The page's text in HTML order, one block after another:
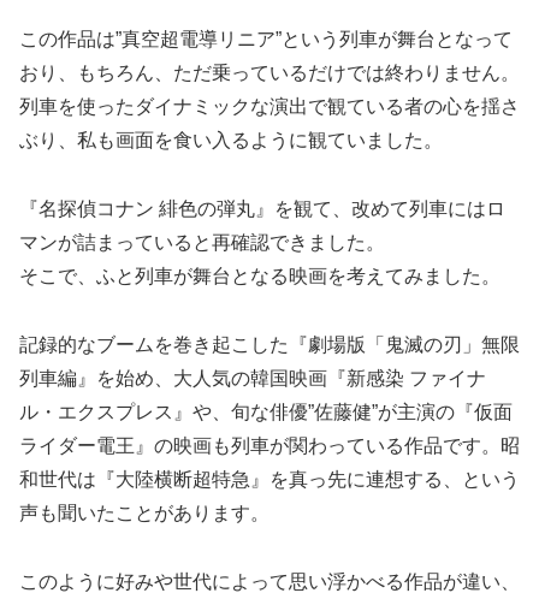
この作品は”真空超電導リニア”という列車が舞台となって
おり、もちろん、ただ乗っているだけでは終わりません。
列車を使ったダイナミックな演出で観ている者の心を揺さ
ぶり、私も画面を食い入るように観ていました。
『名探偵コナン 緋色の弾丸』を観て、改めて列車にはロ
マンが詰まっていると再確認できました。
そこで、ふと列車が舞台となる映画を考えてみました。
記録的なブームを巻き起こした『劇場版「鬼滅の刃」無限
列車編』を始め、大人気の韓国映画『新感染 ファイナ
ル・エクスプレス』や、旬な俳優”佐藤健”が主演の『仮面
ライダー電王』の映画も列車が関わっている作品です。昭
和世代は『大陸横断超特急』を真っ先に連想する、という
声も聞いたことがあります。
このように好みや世代によって思い浮かべる作品が違い、